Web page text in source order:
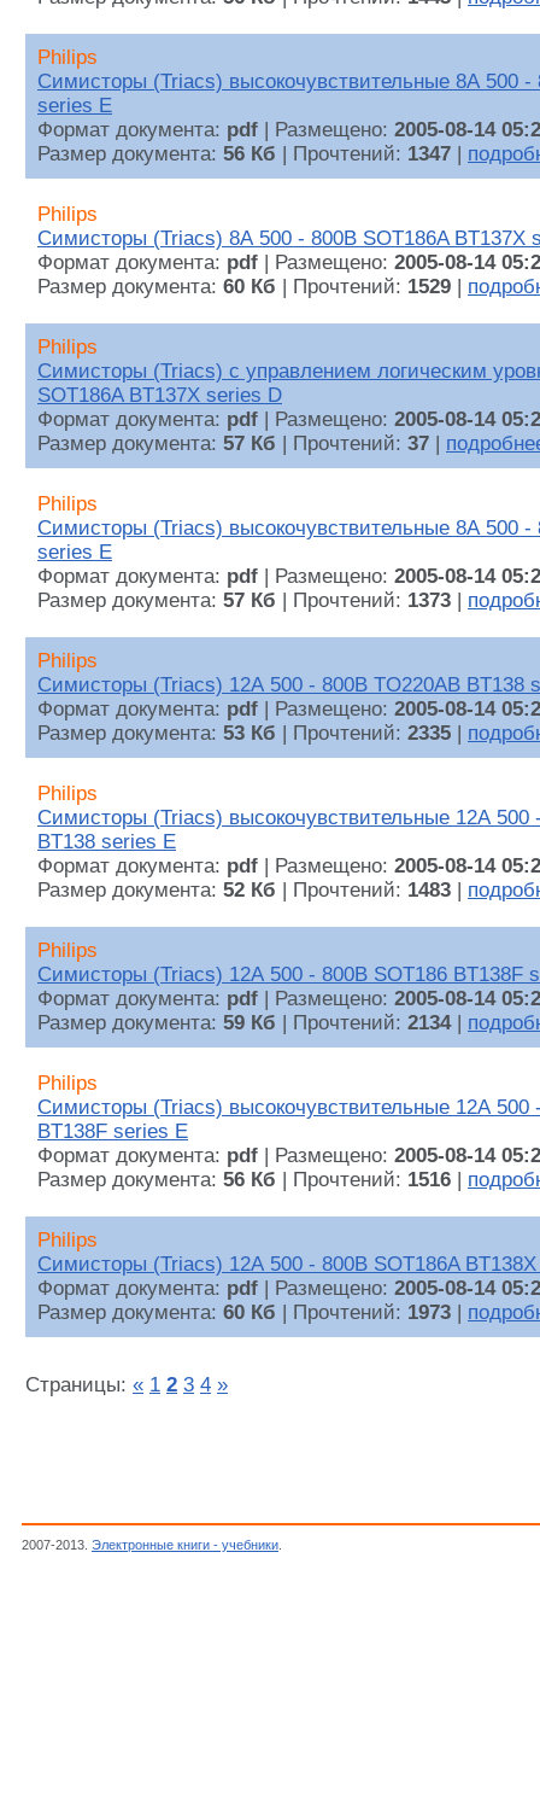
Philips
Симисторы (Triacs) высокочувствительные 8А 500 -
series E
Формат документа: pdf | Размещено: 2005-08-14
Размер документа: 56 Кб | Прочтений: 1347
Philips
Симисторы (Triacs) 8А 500 - 800В SOT186A BT137X
Формат документа: pdf | Размещено: 2005-08-14
Размер документа: 60 Кб | Прочтений: 1529
Philips
Симисторы (Triacs) с управлением логическим
SOT186A BT137X series D
Формат документа: pdf | Размещено: 2005-08-14
Размер документа: 57 Кб | Прочтений: 37
Philips
Симисторы (Triacs) высокочувствительные 8А 500 -
series E
Формат документа: pdf | Размещено: 2005-08-14
Размер документа: 57 Кб | Прочтений: 1373
Philips
Симисторы (Triacs) 12А 500 - 800В TO220AB BT138
Формат документа: pdf | Размещено: 2005-08-14
Размер документа: 53 Кб | Прочтений: 2335
Philips
Симисторы (Triacs) высокочувствительные 12А 500
BT138 series E
Формат документа: pdf | Размещено: 2005-08-14
Размер документа: 52 Кб | Прочтений: 1483
Philips
Симисторы (Triacs) 12А 500 - 800В SOT186 BT138F
Формат документа: pdf | Размещено: 2005-08-14
Размер документа: 59 Кб | Прочтений: 2134|
Philips
Симисторы (Triacs) высокочувствительные 12А 500
BT138F series E
Формат документа: pdf | Размещено: 2005-08-14
Размер документа: 56 Кб | Прочтений: 1516
Philips
Симисторы (Triacs) 12А 500 - 800В SOT186A
Формат документа: pdf | Размещено: 2005-08-14
Размер документа: 60 Кб | Прочтений: 1973
Страницы: « 1 2 3 4 »
2007-2013. Электронные книги - учебники